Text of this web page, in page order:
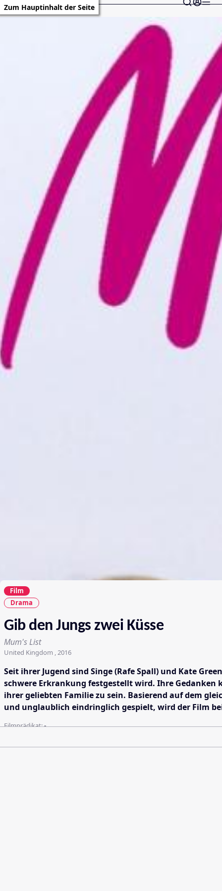
Zum Hauptinhalt der Seite
Film
Drama
Gib den Jungs zwei Küsse
Mum's List
United Kingdom , 2016
Seit ihrer Jugend sind Singe (Rafe Spall) und Kate
schwere Erkrankung festgestellt wird. Ihre Gedanken
ihrer geliebten Familie zu sein. Basierend auf dem
und unglaublich eindringlich gespielt, wird der Film
Filmprädikat:-